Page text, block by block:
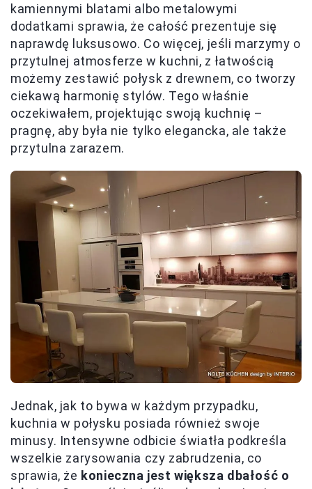
kamiennymi blatami albo metalowymi
dodatkami sprawia, że całość prezentuje się
naprawdę luksusowo. Co więcej, jeśli marzymy o
przytulnej atmosferze w kuchni, z łatwością
możemy zestawić połysk z drewnem, co tworzy
ciekawą harmonię stylów. Tego właśnie
oczekiwałem, projektując swoją kuchnię –
pragnę, aby była nie tylko elegancka, ale także
przytulna zarazem.
Jednak, jak to bywa w każdym przypadku,
kuchnia w połysku posiada również swoje
minusy. Intensywne odbicie światła podkreśla
wszelkie zarysowania czy zabrudzenia, co
sprawia, że konieczna jest większa dbałość o